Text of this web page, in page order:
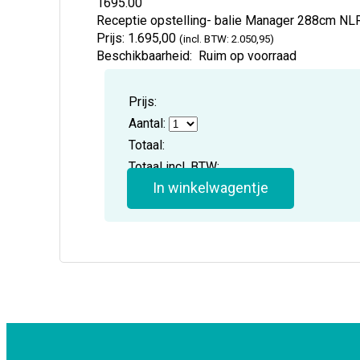
Receptie opstelling- balie Manager 288cm
Prijs: 1.695,00 (incl. BTW: 2.050,95)
Beschikbaarheid: Ruim op voorraad
Prijs:
Aantal:
Totaal:
Totaal incl. BTW:
In winkelwagentje